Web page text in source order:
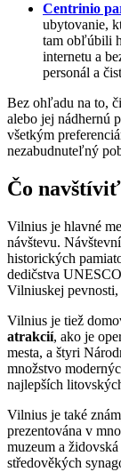
Centrinio
ubytovanie,
tam obľúbili
internetu a
personál a
Bez ohľadu na to,
alebo jej nádhernú
všetkým
nezabudnuteľný
Čo
Vilnius je hlavné
návštevu.
historických
dedičstva
Vilniuskej
Vilnius je tiež
atrakcií, ako je
mesta, a štyri
množstvo
najlepších
Vilnius je také
prezentována v
muzeum a
středověkých